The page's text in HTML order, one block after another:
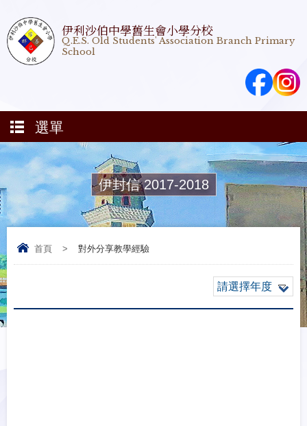
伊利沙伯中學舊生會小學分校
Q.E.S. Old Students' Association Branch Primary
School
選單
伊封信 2017-2018
首頁 > 對外分享教學經驗
請選擇年度